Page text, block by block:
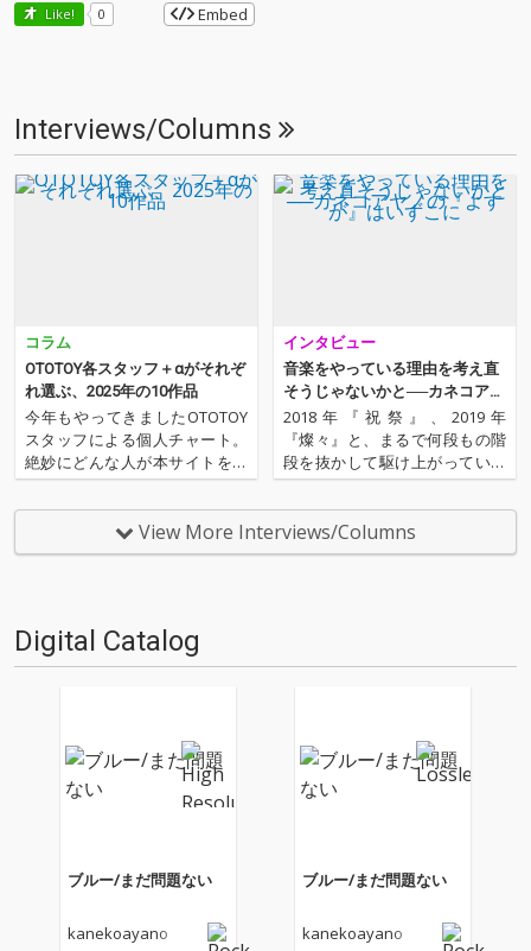
Like! 0 Embed
Interviews/Columns
コラム
OTOTOY各スタッフ＋αがそれぞ
れ選ぶ、2025年の10作品
今年もやってきましたOTOTOY
スタッフによる個人チャート。
絶妙にどんな人が本サイトを運
営しているのか？ そんな自己
紹介もちょっとかねておりま
す。2025年は、それぞれなにを
聴いてOTOTOYを作っていたの
インタビュー
音楽をやっている理由を考え直
そうじゃないかと──カネコアヤ
ノの『よすが』はいずこに
2018年『祝祭』、2019年
『燦々』と、まるで何段もの階
段を抜かして駆け上がっていく
かのごとく、その作品において
キャリアを飛躍させたカネコア
ヤノ。またここ数年、インデ
ィ・ロック・シーンにおいて
View More Interviews/Columns
Digital Catalog
ブルー/まだ問題ない
kanekoayano
ブルー/まだ問題ない
kanekoayano